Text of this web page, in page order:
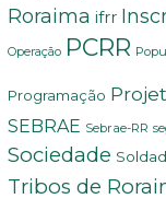
Roraima ifrr
Operação PCRR
Programação
SEBRAE Sebrae-RR
Sociedade
Tribos de